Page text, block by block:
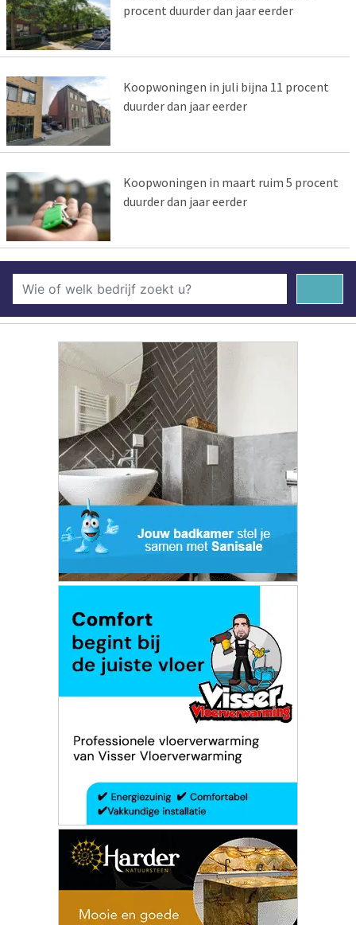
procent duurder dan jaar eerder
Koopwoningen in juli bijna 11 procent
duurder dan jaar eerder
Koopwoningen in maart ruim 5 procent
duurder dan jaar eerder